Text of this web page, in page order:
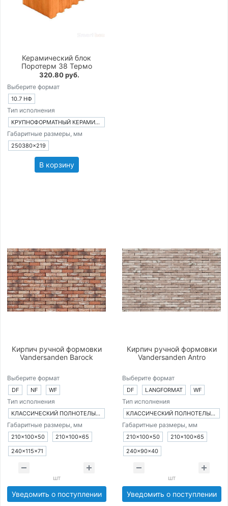
Керамический блок
Поротерм 38 Термо
320.80 руб.
Выберите формат
10.7 НФ
Тип исполнения
КРУПНОФОРМАТНЫЙ КЕРАМИЧЕСКИЙ БЛОК
Габаритные размеры, мм
250380×219
В корзину
Кирпич ручной формовки
Vandersanden Barock
Выберите формат
DF NF WF
Тип исполнения
КЛАССИЧЕСКИЙ ПОЛНОТЕЛЫЙ КИРПИЧ
Габаритные размеры, мм
210×100×50
210×100×65
240×115×71
шт
Уведомить о поступлении
Кирпич ручной формовки
Vandersanden Antro
Выберите формат
DF LANGFORMAT WF
Тип исполнения
КЛАССИЧЕСКИЙ ПОЛНОТЕЛЫЙ КИРПИЧ
Габаритные размеры, мм
210×100×50
210×100×65
240×90×40
шт
Уведомить о поступлении